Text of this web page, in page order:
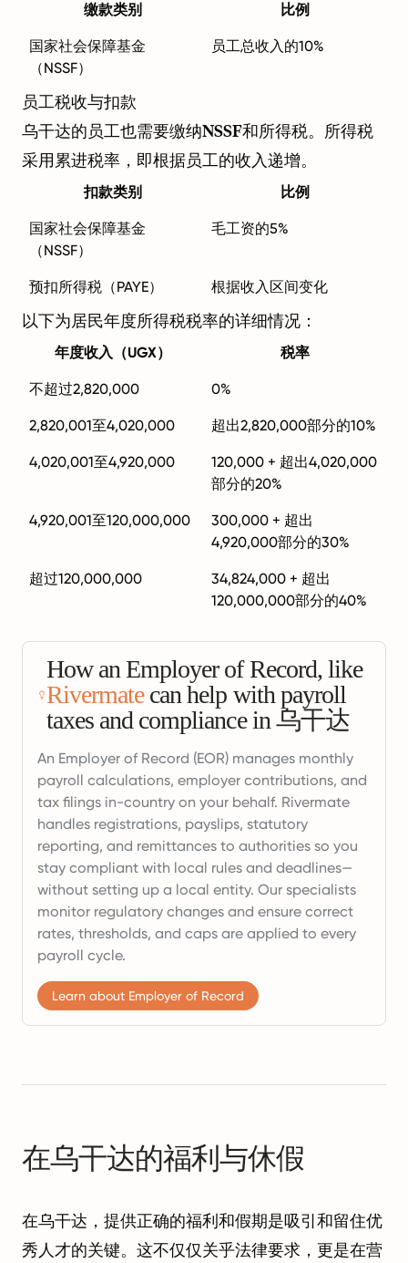
缴款类别 比例
国家社会保障基金
（NSSF）
员工总收入的10%
员工税收与扣款
乌干达的员工也需要缴纳NSSF和所得税。所得税
采用累进税率，即根据员工的收入递增。
扣款类别 比例
国家社会保障基金
（NSSF）
毛工资的5%
预扣所得税（PAYE） 根据收入区间变化
以下为居民年度所得税税率的详细情况：
年度收入（UGX） 税率
不超过2,820,000 0%
2,820,001至4,020,000 超出2,820,000部分的10%
4,020,001至4,920,000
120,000 + 超出4,020,000
部分的20%
4,920,001至120,000,000
300,000 + 超出
4,920,000部分的30%
超过120,000,000
34,824,000 + 超出
120,000,000部分的40%
How an Employer of Record, like
Rivermatecan help with payroll
taxes and compliance in 乌干达
An Employer of Record (EOR) manages monthly
payroll calculations, employer contributions, and
tax filings in-country on your behalf. Rivermate
handles registrations, payslips, statutory
reporting, and remittances to authorities so you
stay compliant with local rules and deadlines—
without setting up a local entity. Our specialists
monitor regulatory changes and ensure correct
rates, thresholds, and caps are applied to every
payroll cycle.
Learn about Employer of Record
在乌干达的福利与休假
在乌干达，提供正确的福利和假期是吸引和留住优
秀人才的关键。这不仅仅关乎法律要求，更是在营